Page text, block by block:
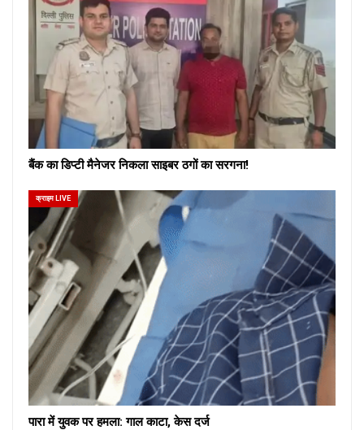
बैंक का डिप्टी मैनेजर निकला साइबर ठगों का सरगना!
क्राइम LIVE
पारा में युवक पर हमला: गाल काटा, केस दर्ज